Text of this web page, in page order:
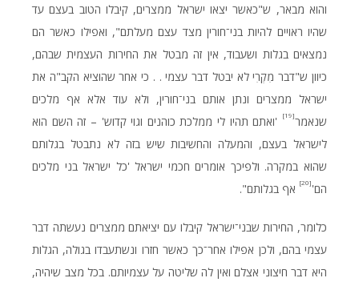
והוא מבאר, ש"כאשר יצאו ישראל ממצרים, קיבלו הטוב בעצם עד
שהיו ראויים להיות בני־חורין מצד עצם מעלתם", ואפילו כאשר הם
נמצאים בגלות ושעבוד, אין זה מבטל את החירות העצמית שבהם,
כיוון ש"דבר מִקְרִי לא יבטל דבר עצמי . . כי אחר שהוציא הקב"ה את
ישראל ממצרים ונתן אותם בני־חורין, ולא עוד אלא אף מלכים
שנאמר[19]
'ואתם תהיו לי ממלכת כוהנים וגוי קדוש' – זה השם הוא
לישראל בעצם, והמעלה והחשיבות שיש בזה לא נתבטל בגלותם
שהוא במקרה. ולפיכך אומרים חכמי ישראל 'כל ישראל בני מלכים
הם' [20] אף בגלותם".
כלומר, החירות שבני־ישראל קיבלו עם יציאתם ממצרים נעשתה דבר
עצמי בהם, ולכן אפילו אחר־כך כאשר חזרו ונשתעבדו בגולה, הגלות
היא דבר חיצוני אצלם ואין לה שליטה על עצמיותם. בכל מצב שיהיה,